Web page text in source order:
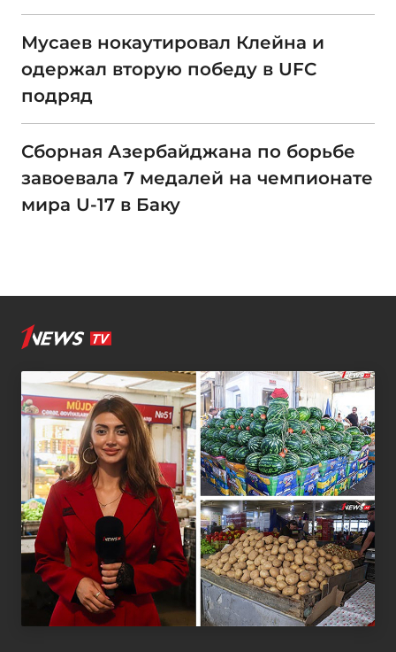
Мусаев нокаутировал Клейна и
одержал вторую победу в UFC
подряд
Сборная Азербайджана по борьбе
завоевала 7 медалей на чемпионате
мира U-17 в Баку